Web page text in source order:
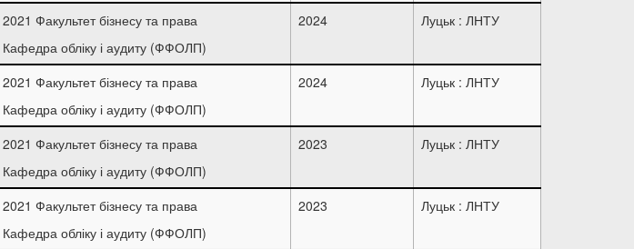
2021 Факультет бізнесу та права
Кафедра обліку і аудиту (ФФОЛП)
2024 Луцьк : ЛНТУ
2021 Факультет бізнесу та права
Кафедра обліку і аудиту (ФФОЛП)
2024 Луцьк : ЛНТУ
2021 Факультет бізнесу та права
Кафедра обліку і аудиту (ФФОЛП)
2023 Луцьк : ЛНТУ
2021 Факультет бізнесу та права
Кафедра обліку і аудиту (ФФОЛП)
2023 Луцьк : ЛНТУ